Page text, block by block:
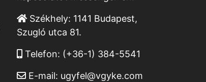
Székhely: 1141 Budapest,
Szugló utca 81.
Telefon: (+36-1) 384-5541
E-mail: ugyfel@vgyke.com